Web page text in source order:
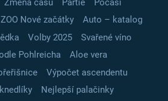
ZOO Nové začátky
Auto – katalog
Volby 2025
Svařené víno
Pohlreicha
Aloe vera
Výpočet ascendentu
Nejlepší palačinky